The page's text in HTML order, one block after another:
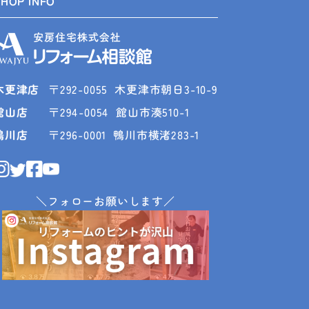
更津店 〒292-0055 木更津市朝日3-10-9
山店 〒294-0054 館山市湊510-1
川店 〒296-0001 鴨川市横渚283-1
＼フォローお願いします／